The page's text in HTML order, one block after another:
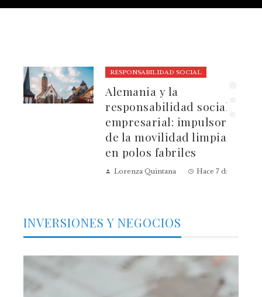
RESPONSABILIDAD SOCIAL
Alemania y la
responsabilidad social
empresarial: impulsores
de la movilidad limpia
en polos fabriles
Lorenza Quintana Hace 7 días
INVERSIONES Y NEGOCIOS